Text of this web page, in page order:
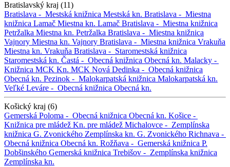
Bratislavský kraj (11)
Bratislava - Mestská knižnica Mestská kn. Bratislava - Miestna
knižnica Lamač Miestna kn. Lamač Bratislava - Miestna knižnica
Petržalka Miestna kn. Petržalka Bratislava - Miestna knižnica
Vajnory Miestna kn. Vajnory Bratislava - Miestna knižnica Vrakuňa
Miestna kn. Vrakuňa Bratislava - Staromestská knižnica
Staromestská kn. Častá - Obecná knižnica Obecná kn. Malacky -
Knižnica MCK Kn. MCK Nová Dedinka - Obecná knižnica
Obecná kn. Pezinok - Malokarpatská knižnica Malokarpatská kn.
Veľké Leváre - Obecná knižnica Obecná kn.
Košický kraj (6)
Gemerská Poloma - Obecná knižnica Obecná kn. Košice -
Knižnica pre mládež Kn. pre mládež Michalovce - Zemplínska
knižnica G. Zvonického Zemplínska kn. G. Zvonického Richnava -
Obecná knižnica Obecná kn. Rožňava - Gemerská knižnica P.
Dobšinského Gemerská knižnica Trebišov - Zemplínska knižnica
Zemplínska kn.